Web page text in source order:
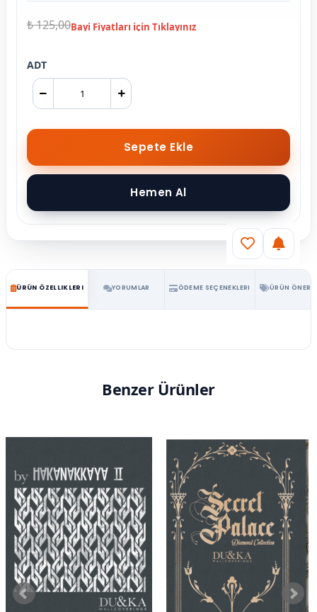
₺ 125,00
ADT
ÜRÜN ÖZELLIKLERI YORUMLAR ÖDEME SEÇENEKLERI ÜRÜN
Benzer Ürünler